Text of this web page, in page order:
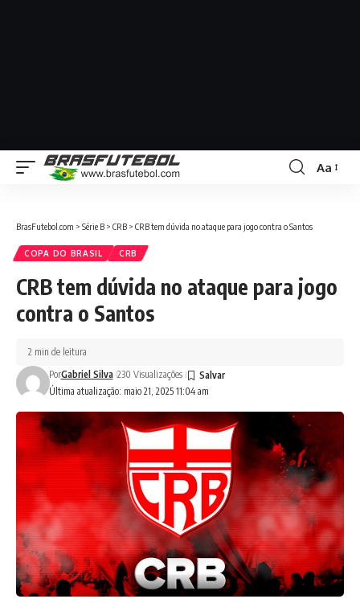
Aa
BrasFutebol.com > Série B > CRB > CRB tem dúvida no ataque para jogo contra o Santos
COPA DO BRASIL CRB
CRB tem dúvida no ataque para jogo
contra o Santos
Última atualização: maio 21, 2025 11:04 am
PorGabriel Silva 230 Visualizações
2 min de leitura